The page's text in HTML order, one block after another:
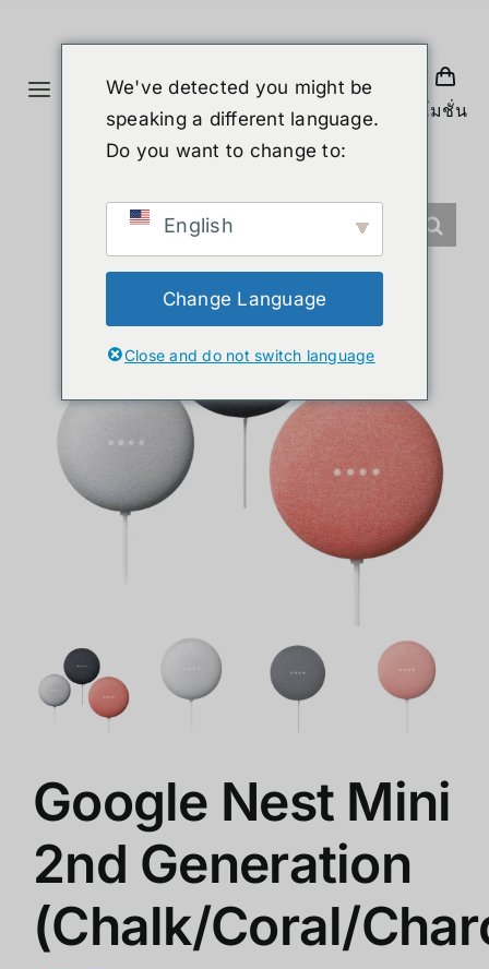
Toggle
Navigation
服务
关于我们
โปรโมชั่น
Google Nest Mini
2nd Generation
(Chalk/Coral/
We've detected you might be
speaking a different language.
Do you want to change to:
English
Change Language
Close and do not switch language